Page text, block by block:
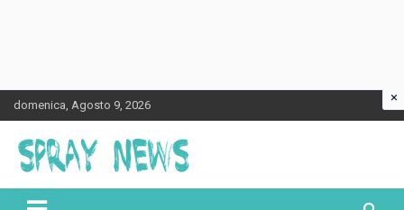
Skip
to
content
domenica, Agosto 9, 2026
Spraynews.it
×